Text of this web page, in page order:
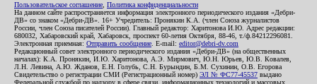
Пользовательское соглашение Политика конфиденциальности
На данном сайте распространяется информация электронного периодического издания «Дебри-
ДВ» со знаком «Дебри-ДВ». 16+ Учредитель: Пронякин К.А. (член Союза журналистов
России, член Союза писателей России). Главный редактор: Харитонова И.Ю. Адрес редакции:
680032, Хабаровский край, Хабаровск, проспект 60-летия Октября, 88-46, т./ф.84212296081.
Электронная приемная: Отправить сообщение . E-mail: editor@debri-dv.com
Редакционный совет электронного периодического издания «Дебри-ДВ» (на общественных
началах): К.А. Пронякин, И.Ю. Харитонова, А.Э. Мирмович, Ю.Н. Юрьев, Ю.В. Ковалев,
Л.Н. Левина, А.Ю. Жданов, Е.Н. Голубь, С.Н. Бурындин, Б.М. Сухинин, О.В. Егорова
Свидетельство о регистрации СМИ (Регистрационный номер) ЭЛ № ФС77-45537 выдано
Федеральной службой по надзору в сфере связи, информационных технологий и массовых